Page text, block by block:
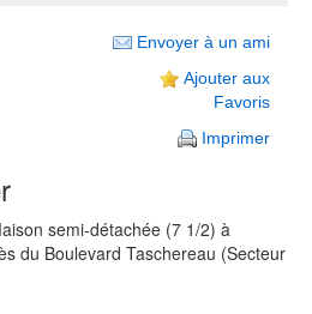
Envoyer à un ami
Ajouter aux
Favoris
Imprimer
semi-détachée (7 1/2) à
du Boulevard Taschereau (Secteur